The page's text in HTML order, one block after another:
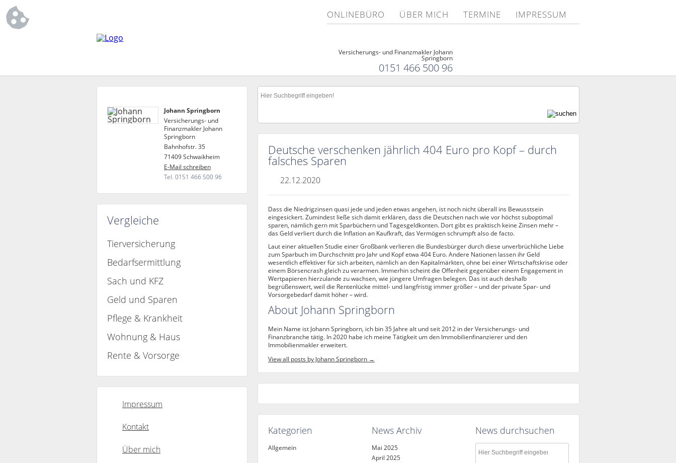
ONLINEBÜRO ÜBER MICH TERMINE IMPRESSUM
Versicherungs- und Finanzmakler Johann
Springborn
0151 466 500 96
Johann Springborn
Versicherungs- und
Finanzmakler Johann
Springborn
Bahnhofstr. 35
71409 Schwaikheim
E-Mail schreiben
Tel. 0151 466 500 96
Vergleiche
Tierversicherung
Bedarfsermittlung
Sach und KFZ
Geld und Sparen
Pflege & Krankheit
Wohnung & Haus
Rente & Vorsorge
Impressum
Kontakt
Über mich
Deutsche verschenken jährlich 404 Euro pro Kopf – durch
falsches Sparen
22.12.2020
Dass die Niedrigzinsen quasi jede und jeden etwas angehen, ist noch nicht überall ins Bewusstsein
eingesickert. Zumindest ließe sich damit erklären, dass die Deutschen nach wie vor höchst suboptimal
sparen, nämlich gern mit Sparbüchern und Tagesgeldkonten. Dort gibt es praktisch keine Zinsen mehr –
das Geld verliert durch die Inflation an Kaufkraft, das Vermögen schrumpft also de facto.
Laut einer aktuellen Studie einer Großbank verlieren die Bundesbürger durch diese unverbrüchliche Liebe
zum Sparbuch im Durchschnitt pro Jahr und Kopf etwa 404 Euro. Andere Nationen lassen ihr Geld
wesentlich effektiver für sich arbeiten, nämlich an den Kapitalmärkten, ohne bei einer Wirtschaftskrise oder
einem Börsencrash gleich zu verarmen. Immerhin scheint die Offenheit gegenüber einem Engagement in
Wertpapieren hierzulande zu wachsen, wie jüngere Umfragen belegen. Das ist auch deshalb
begrüßenswert, weil die Rentenlücke mittel- und langfristig immer größer – und der private Spar- und
Vorsorgebedarf damit höher – wird.
About Johann Springborn
Mein Name ist Johann Springborn, ich bin 35 Jahre alt und seit 2012 in der Versicherungs- und
Finanzbranche tätig. In 2020 habe ich meine Tätigkeit um den Immobilienfinanzierer und den
Immobilienmakler erweitert.
View all posts by Johann Springborn →
Kategorien
Allgemein
News Archiv
Mai 2025
April 2025
News durchsuchen